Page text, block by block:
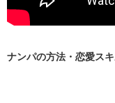
ナンパの方法・恋愛ス